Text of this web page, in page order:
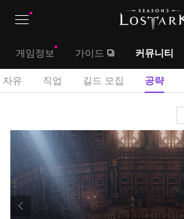
뉴
대
메
게임정보 가이드 커뮤니티
서
메
뉴
자유 직업 길드 모집 공략
략
판